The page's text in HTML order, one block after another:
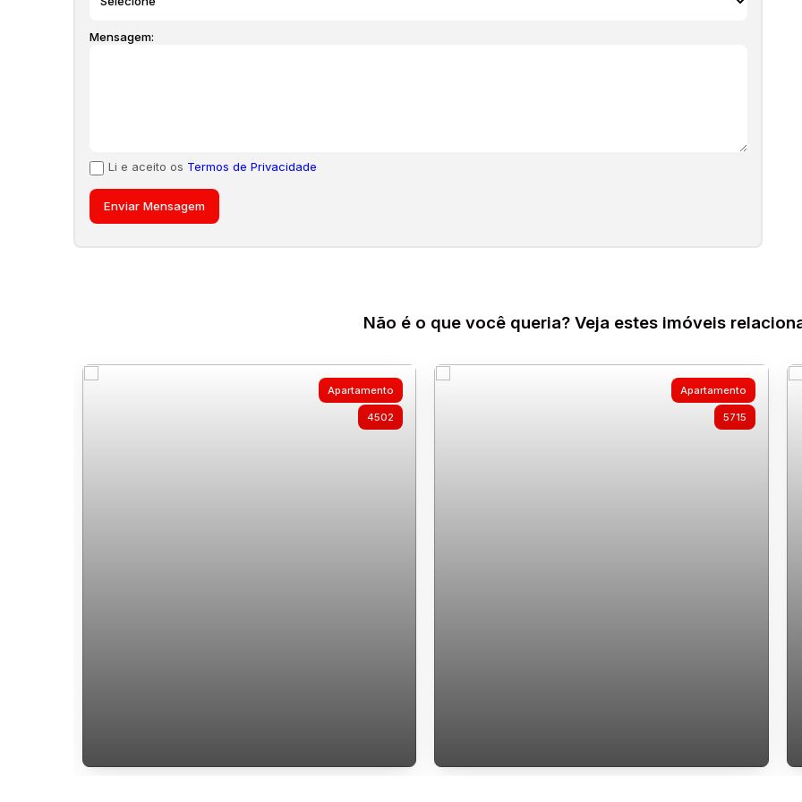
qualquer momento. Por favor, solicite o valor atualizado.
Mensagem:
Li e aceito os Termos de Privacidade
Não é o que você queria? Veja estes imóveis
Apartamento
4502
Apartamento
5715